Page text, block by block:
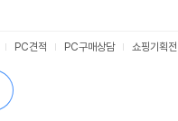
PC견적 PC구매상담 쇼핑기획전